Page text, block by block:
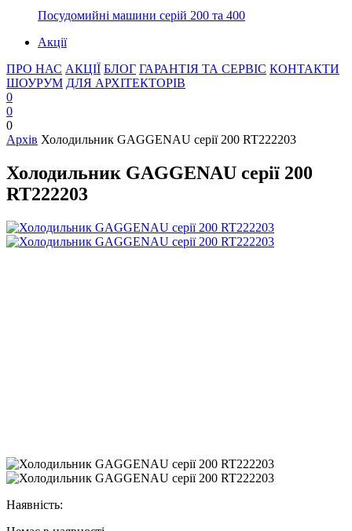
Посудомийні машини серій 200 та 400
Акції
ПРО НАС АКЦІЇ БЛОГ ГАРАНТІЯ ТА СЕРВІС КОНТАКТИ
ШОУРУМ ДЛЯ АРХІТЕКТОРІВ
0
0
0
Архів Холодильник GAGGENAU серії 200 RT222203
Холодильник GAGGENAU серії 200
RT222203
Наявність: